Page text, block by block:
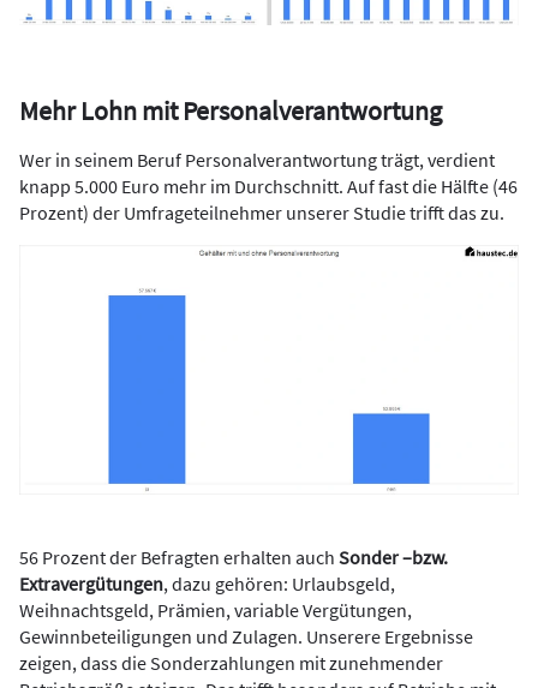
Mehr Lohn mit Personalverantwortung
Wer in seinem Beruf Personalverantwortung trägt, verdient
knapp 5.000 Euro mehr im Durchschnitt. Auf fast die Hälfte (46
Prozent) der Umfrageteilnehmer unserer Studie trifft das zu.
56 Prozent der Befragten erhalten auch Sonder –bzw.
Extravergütungen, dazu gehören: Urlaubsgeld,
Weihnachtsgeld, Prämien, variable Vergütungen,
Gewinnbeteiligungen und Zulagen. Unserere Ergebnisse
zeigen, dass die Sonderzahlungen mit zunehmender